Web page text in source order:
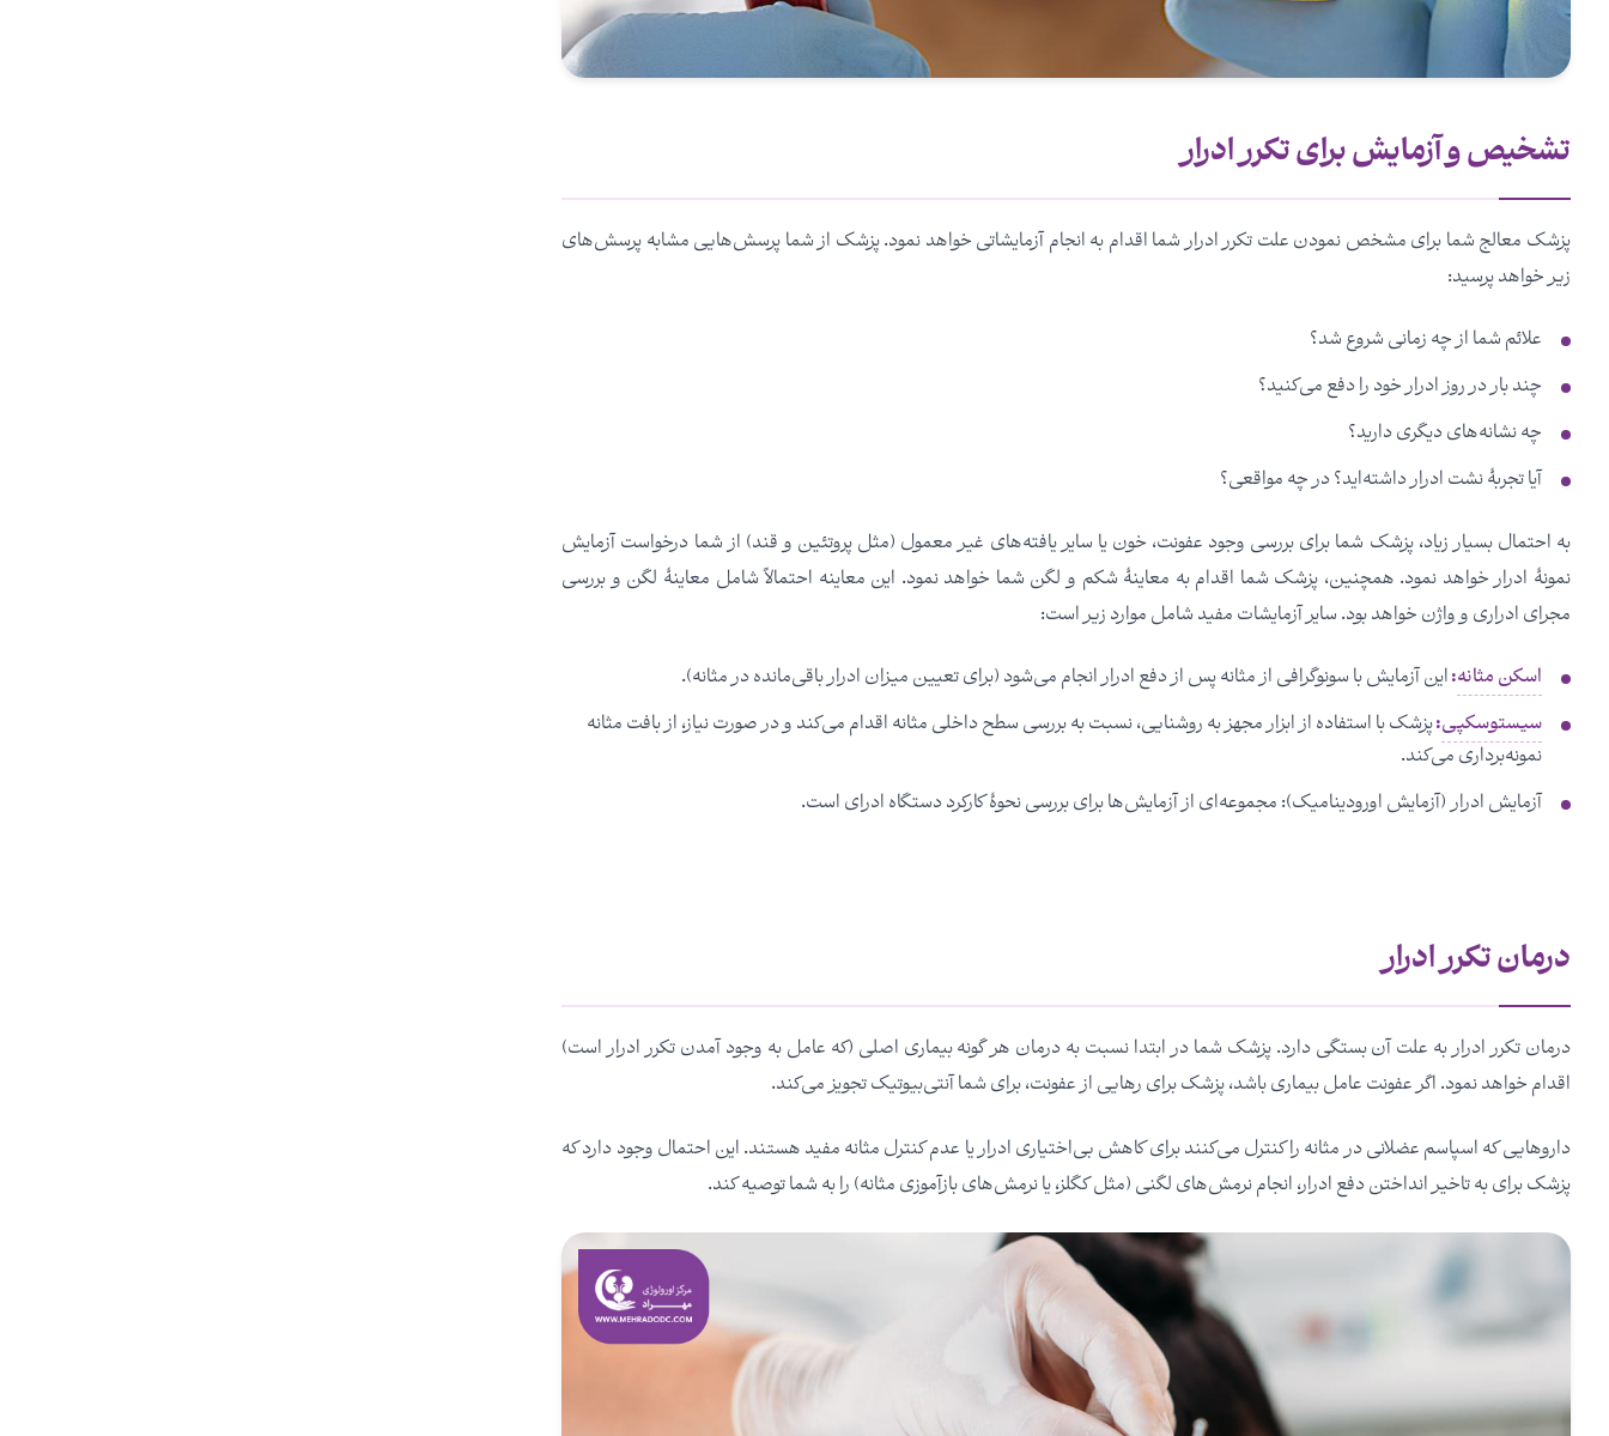
تشخیص و آزمایش برای تکرر ادرار
پزشک معالج شما برای مشخص نمودن علت تکرر ادرار شما اقدام به انجام آزمایشاتی خواهد نمود. پزشک از شما پرسش‌هایی مشابه پرسش‌های
زیر خواهد پرسید:
علائم شما از چه زمانی شروع شد؟
چند بار در روز ادرار خود را دفع می‌کنید؟
چه نشانه‌های دیگری دارید؟
آیا تجربۀ نشت ادرار داشته‌اید؟ در چه مواقعی؟
به احتمال بسیار زیاد، پزشک شما برای بررسی وجود عفونت، خون یا سایر یافته‌های غیر معمول (مثل پروتئین و قند) از شما درخواست آزمایش
نمونۀ ادرار خواهد نمود. همچنین، پزشک شما اقدام به معاینۀ شکم و لگن شما خواهد نمود. این معاینه احتمالاً شامل معاینۀ لگن و بررسی
مجرای ادراری و واژن خواهد بود. سایر آزمایشات مفید شامل موارد زیر است:
اسکن مثانه:این آزمایش با سونوگرافی از مثانه پس از دفع ادرار انجام می‌شود (برای تعیین میزان ادرار باقی‌مانده در مثانه).
سیستوسکپی:پزشک با استفاده از ابزار مجهز به روشنایی، نسبت به بررسی سطح داخلی مثانه اقدام می‌کند و در صورت نیاز، از بافت مثانه
نمونه‌برداری می‌کند.
آزمایش ادرار (آزمایش اورودینامیک): مجموعه‌ای از آزمایش‌ها برای بررسی نحوۀ کارکرد دستگاه ادرای است.
درمان تکرر ادرار
درمان تکرر ادرار به علت آن بستگی دارد. پزشک شما در ابتدا نسبت به درمان هر گونه بیماری اصلی (که عامل به وجود آمدن تکرر ادرار است)
اقدام خواهد نمود. اگر عفونت عامل بیماری باشد، پزشک برای رهایی از عفونت، برای شما آنتی‌بیوتیک تجویز می‌کند.
داروهایی که اسپاسم عضلانی در مثانه را کنترل می‌کنند برای کاهش بی‌اختیاری ادرار یا عدم کنترل مثانه مفید هستند. این احتمال وجود دارد که
پزشک برای به تاخیر انداختن دفع ادرار، انجام نرمش‌های لگنی (مثل کگلز، یا نرمش‌های بازآموزی مثانه) را به شما توصیه‌ کند.